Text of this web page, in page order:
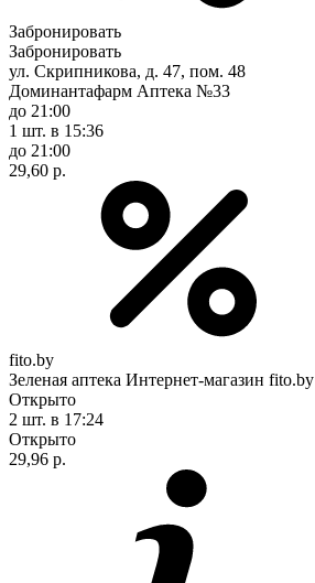
Забронировать
Забронировать
ул. Скрипникова, д. 47, пом. 48
Доминантафарм Аптека №33
до 21:00
1 шт. в 15:36
до 21:00
29,60 р.
fito.by
Зеленая аптека Интернет-магазин fito.by
Открыто
2 шт. в 17:24
Открыто
29,96 р.